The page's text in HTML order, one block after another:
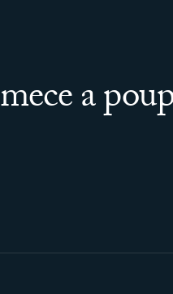
a